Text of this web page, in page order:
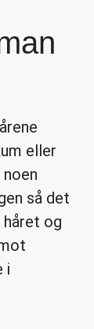
eller
så det
og
i